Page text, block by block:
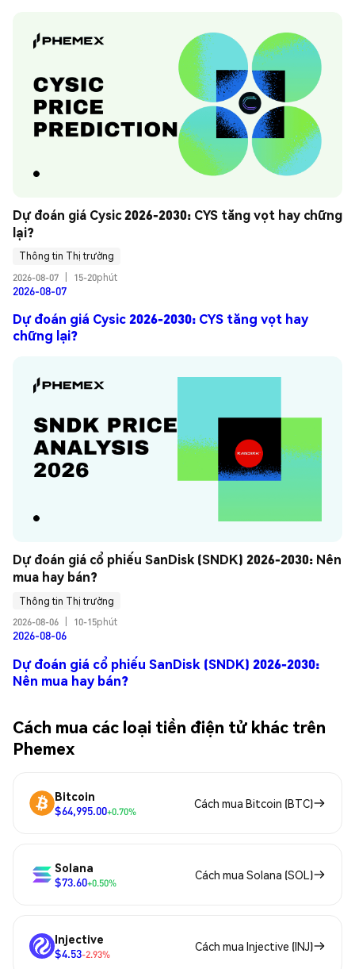
Dự đoán giá Cysic 2026-2030: CYS tăng vọt hay chững
lại?
Thông tin Thị trường
2026-08-07
15-20phút
2026-08-07
Dự đoán giá Cysic 2026-2030: CYS tăng vọt hay
chững lại?
Dự đoán giá cổ phiếu SanDisk (SNDK) 2026-2030: Nên
mua hay bán?
Thông tin Thị trường
2026-08-06
10-15phút
2026-08-06
Dự đoán giá cổ phiếu SanDisk (SNDK) 2026-2030:
Nên mua hay bán?
Cách mua các loại tiền điện tử khác trên
Phemex
Bitcoin
$64,995.00+0.70%
Cách mua Bitcoin (BTC)
Solana
$73.60+0.50%
Cách mua Solana (SOL)
Injective
$4.53-2.93%
Cách mua Injective (INJ)